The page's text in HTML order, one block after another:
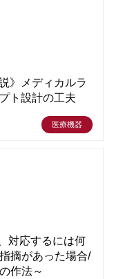
》メディカルラ
ト設計の工夫
医療機器
対応するには何
摘があった場合/
作法～